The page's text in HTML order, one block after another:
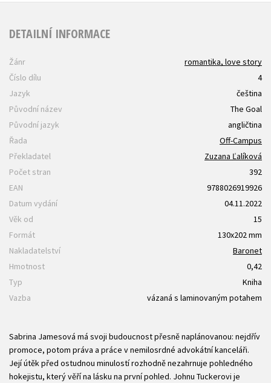
DETAILNÍ INFORMACE
Žánr
romantika, love story
Číslo dílu
4
Jazyk
čeština
Původní název
The Goal
Původní jazyk
angličtina
Řada
Off-Campus
Překladatel
Zuzana Ľalíková
Počet stran
392
EAN
9788026919926
Datum vydání
04.11.2022
Věk od
15
Formát
130x202 mm
Nakladatelství
Baronet
Hmotnost
0,42
Typ
Kniha
Vazba
vázaná s laminovaným potahem
Sabrina Jamesová má svoji budoucnost přesně naplánovanou: nejdřív
promoce, potom práva a práce v nemilosrdné advokátní kanceláři.
Její útěk před ostudnou minulostí rozhodně nezahrnuje pohledného
hokejistu, který věří na lásku na první pohled. Johnu Tuckerovi je